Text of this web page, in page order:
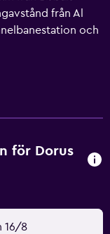
från Al
och
Dorus Hotel
eget badrum, en
poolbar.
för Dorus
16/8